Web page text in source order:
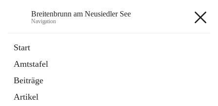
Breitenbrunn am Neusiedler See
Navigation
Start
Amtstafel
Beiträge
Artikel
18 Schnellzugriffe
Gemeindeservice